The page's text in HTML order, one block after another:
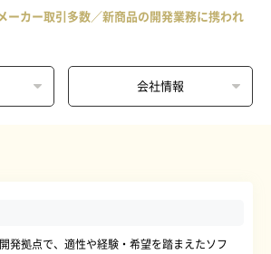
ーカー取引多数／新商品の開発業務に携われ
会社情報
発拠点で、適性や経験・希望を踏まえたソフ